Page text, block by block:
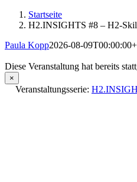
Startseite
H2.INSIGHTS #8 – H2-
Paula Kopp2026-08-
Diese Veranstaltung hat bereits
×
Veranstaltungsserie: